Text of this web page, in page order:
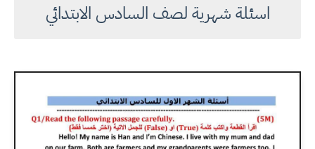
اسئلة شهرية لصف السادس الابتدائي